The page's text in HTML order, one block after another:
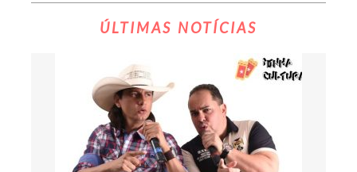
ÚLTIMAS NOTÍCIAS